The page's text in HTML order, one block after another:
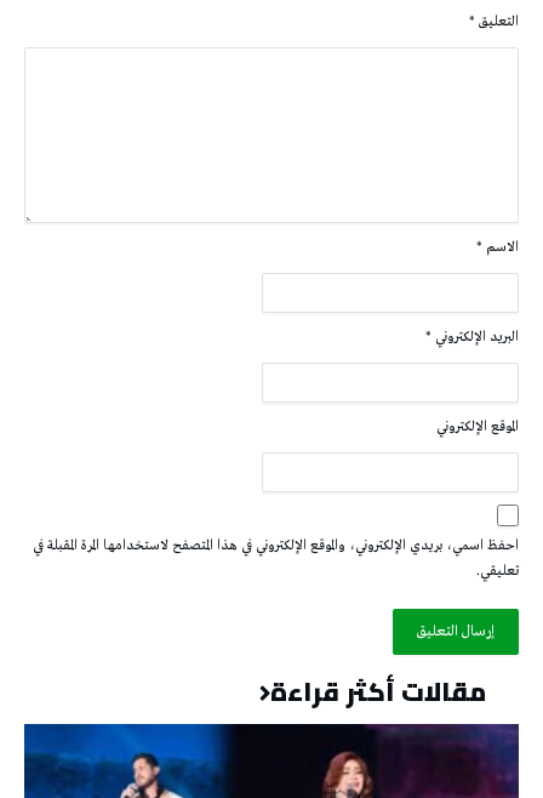
التعليق *
الاسم *
البريد الإلكتروني *
الموقع الإلكتروني
احفظ اسمي، بريدي الإلكتروني، والموقع الإلكتروني في هذا المتصفح لاستخدامها المرة المقبلة في
تعليقي.
مقالات أكثر قراءة